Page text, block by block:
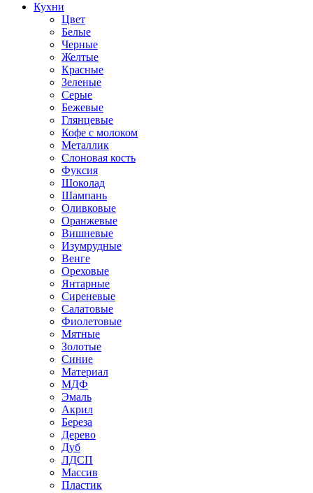
Кухни
Цвет
Белые
Черные
Желтые
Красные
Зеленые
Серые
Бежевые
Глянцевые
Кофе с молоком
Металлик
Слоновая кость
Фуксия
Шоколад
Шампань
Оливковые
Оранжевые
Вишневые
Изумрудные
Венге
Ореховые
Янтарные
Сиреневые
Салатовые
Фиолетовые
Мятные
Золотые
Синие
Материал
МДФ
Эмаль
Акрил
Береза
Дерево
Дуб
ЛДСП
Массив
Пластик